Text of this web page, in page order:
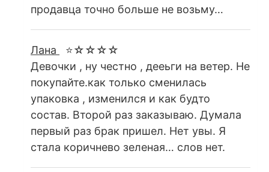
продавца точно больше не возьму…
Лана
⭐☆☆☆☆
Девочки , ну честно , дееьги на ветер. Не
покупайте.как только сменилась
упаковка , изменился и как будто
состав. Второй раз заказываю. Думала
первый раз брак пришел. Нет увы. Я
стала коричнево зеленая… слов нет.